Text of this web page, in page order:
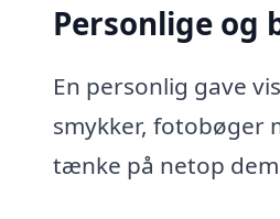
Personlige og
En personlig gave
smykker, fotobøger
tænke på netop